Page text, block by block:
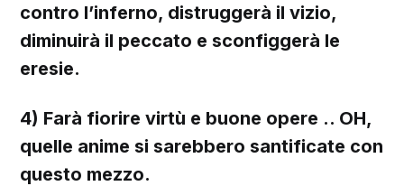
contro l’inferno, distruggerà il vizio,
diminuirà il peccato e sconfiggerà le
eresie.
4) Farà fiorire virtù e buone opere .. OH,
quelle anime si sarebbero santificate con
questo mezzo.